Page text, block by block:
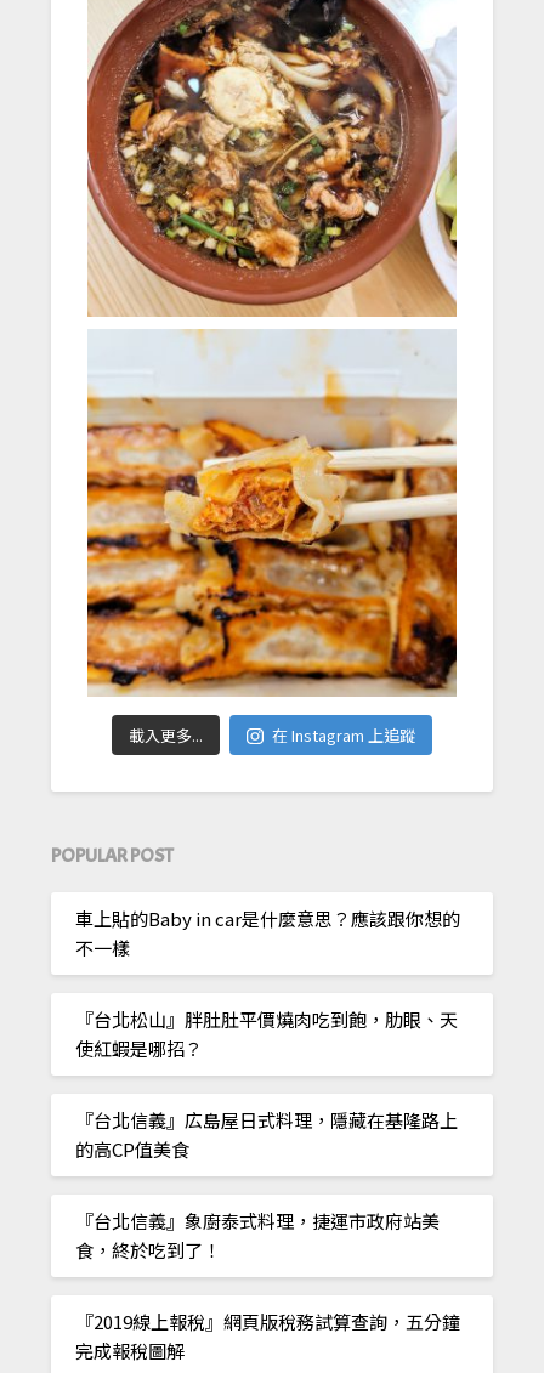
載入更多... 在 Instagram 上追蹤
POPULAR POST
車上貼的Baby in car是什麼意思？應該跟你想的
不一樣
『台北松山』胖肚肚平價燒肉吃到飽，肋眼、天
使紅蝦是哪招？
『台北信義』広島屋日式料理，隱藏在基隆路上
的高CP值美食
『台北信義』象廚泰式料理，捷運市政府站美
食，終於吃到了！
『2019線上報稅』網頁版稅務試算查詢，五分鐘
完成報稅圖解